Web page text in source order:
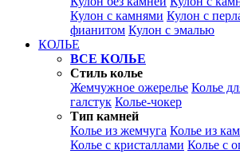
Кулон с камнями Кулон с
фианитом Кулон с эмалью
КОЛЬЕ
ВСЕ КОЛЬЕ
Стиль колье
Жемчужное ожерелье Колье
галстук Колье-чокер
Тип камней
Колье из жемчуга Колье из
Колье с кристаллами Колье с